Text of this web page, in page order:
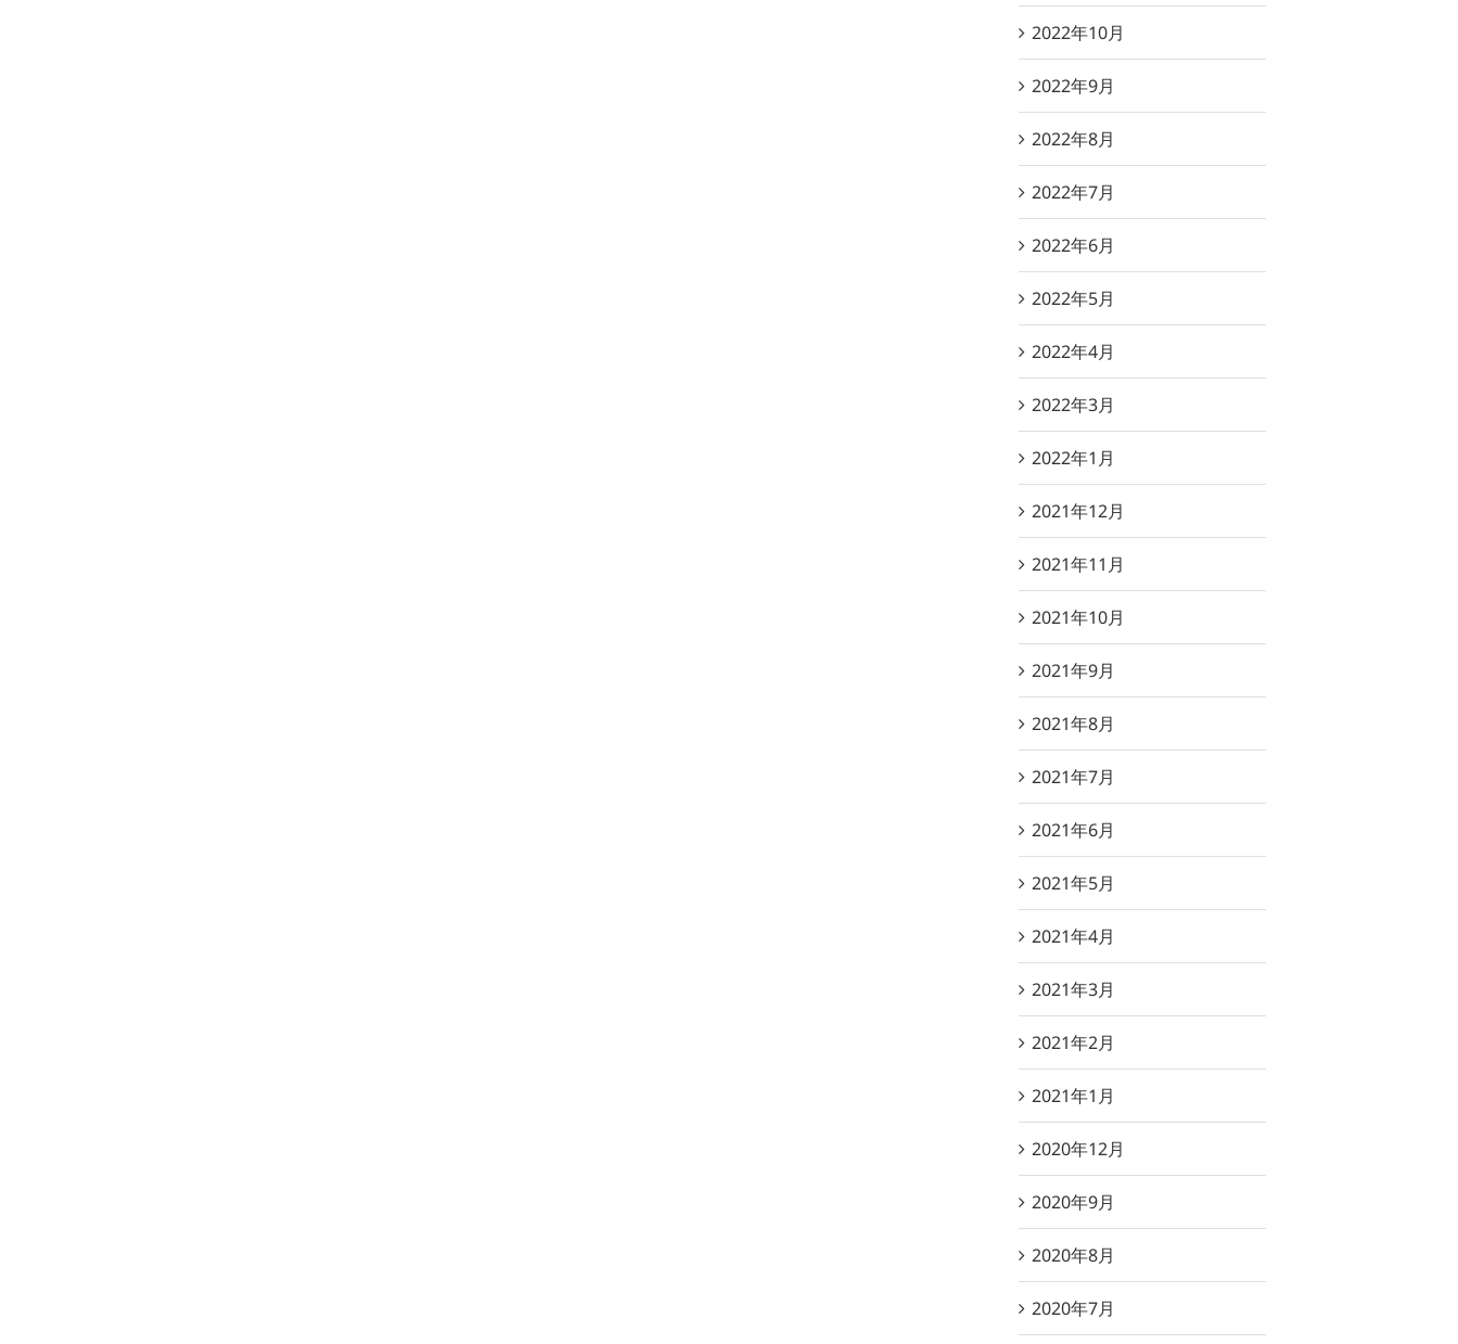
2022年10月
2022年9月
2022年8月
2022年7月
2022年6月
2022年5月
2022年4月
2022年3月
2022年1月
2021年12月
2021年11月
2021年10月
2021年9月
2021年8月
2021年7月
2021年6月
2021年5月
2021年4月
2021年3月
2021年2月
2021年1月
2020年12月
2020年9月
2020年8月
2020年7月